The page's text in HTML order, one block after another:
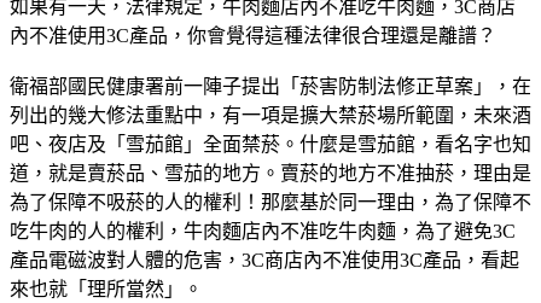
如果有一天，法律規定，牛肉麵店內不准吃牛肉麵，3C商店
內不准使用3C產品，你會覺得這種法律很合理還是離譜？
衛福部國民健康署前一陣子提出「菸害防制法修正草案」，在
列出的幾大修法重點中，有一項是擴大禁菸場所範圍，未來酒
吧、夜店及「雪茄館」全面禁菸。什麼是雪茄館，看名字也知
道，就是賣菸品、雪茄的地方。賣菸的地方不准抽菸，理由是
為了保障不吸菸的人的權利！那麼基於同一理由，為了保障不
吃牛肉的人的權利，牛肉麵店內不准吃牛肉麵，為了避免3C
產品電磁波對人體的危害，3C商店內不准使用3C產品，看起
來也就「理所當然」。